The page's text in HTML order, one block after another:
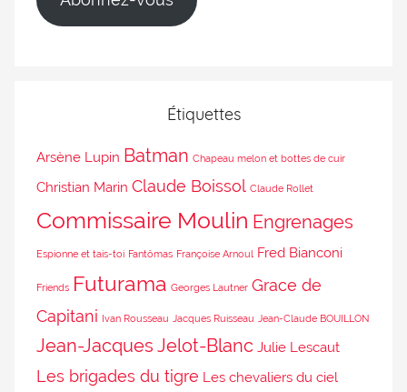
Étiquettes
Arsène Lupin Batman Chapeau melon et bottes de cuir
Christian Marin Claude Boissol Claude Rollet
Commissaire Moulin Engrenages
Espionne et tais-toi Fantômas Françoise Arnoul Fred Bianconi
Friends Futurama Georges Lautner Grace de
Capitani Ivan Rousseau Jacques Ruisseau Jean-Claude BOUILLON
Jean-Jacques Jelot-Blanc Julie Lescaut
Les brigades du tigre Les chevaliers du ciel